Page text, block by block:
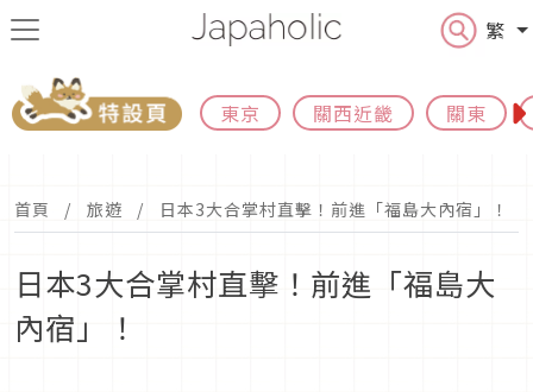
繁
東京 關西近畿 關東
首頁 旅遊 日本3大合掌村直擊！前進「福島大內宿」！
日本3大合掌村直擊！前進「福島大
內宿」！